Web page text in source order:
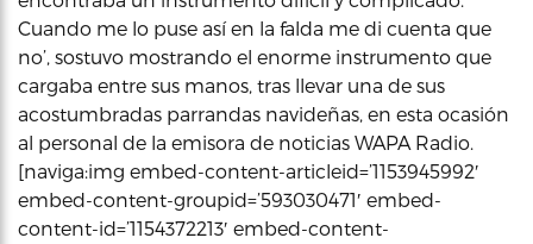
Cuando me lo puse así en la falda me di cuenta que
no’, sostuvo mostrando el enorme instrumento que
cargaba entre sus manos, tras llevar una de sus
acostumbradas parrandas navideñas, en esta ocasión
al personal de la emisora de noticias WAPA Radio.
[naviga:img embed-content-articleid=’1153945992′
embed-content-groupid=’593030471′ embed-
content-id=’1154372213′ embed-content-